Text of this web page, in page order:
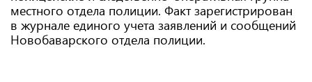
местного отдела полиции. Факт зарегистрирован
в журнале единого учета заявлений и сообщений
Новобаварского отдела полиции.